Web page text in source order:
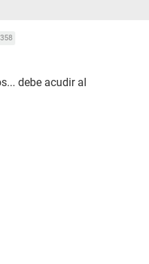
debe acudir al